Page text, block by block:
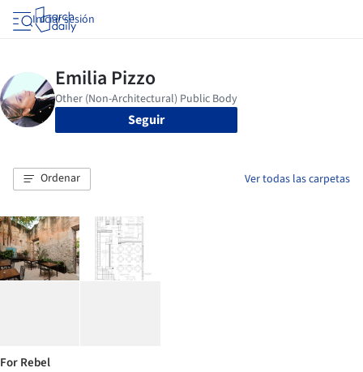
Iniciar sesión
Seguir
Ordenar Ver todas las carpetas
For Rebel